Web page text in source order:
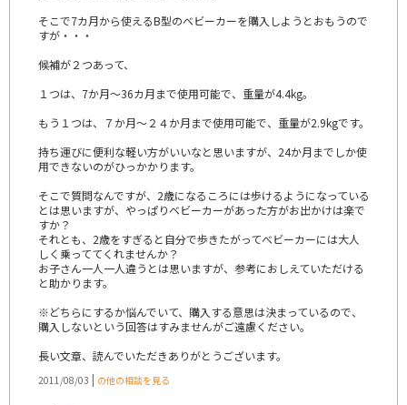
そこで7カ月から使えるB型のベビーカーを購入しようとおもうので
すが・・・
候補が２つあって、
１つは、7か月～36カ月まで使用可能で、重量が4.4kg。
もう１つは、７か月～２４か月まで使用可能で、重量が2.9kgです。
持ち運びに便利な軽い方がいいなと思いますが、24か月までしか使
用できないのがひっかかります。
そこで質問なんですが、2歳になるころには歩けるようになっている
とは思いますが、やっぱりベビーカーがあった方がお出かけは楽で
すか？
それとも、2歳をすぎると自分で歩きたがってべビーカーには大人
しく乗っててくれませんか？
お子さん一人一人違うとは思いますが、参考におしえていただける
と助かります。
※どちらにするか悩んでいて、購入する意思は決まっているので、
購入しないという回答はすみませんがご遠慮ください。
長い文章、読んでいただきありがとうございます。
2011/08/03 | の他の相談を見る